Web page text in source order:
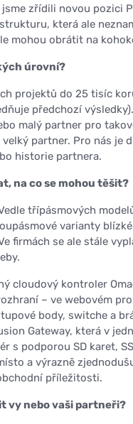
zřídili novou pozici
která ale
mohou obrátit na
úrovní?
projektů do 25 tisíc
předchozí
malý partner pro
partner. Pro nás je
historie partnera.
na co se mohou těšit?
třípásmových
varianty
firmách se ale stále
cloudový kontroler
– ve webovém
body, switche a
Gateway, která v
s podporou SD karet,
a výrazně
příležitosti.
vy nebo vaši partneři?